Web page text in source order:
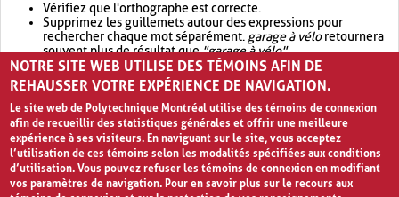
Vérifiez que l'orthographe est correcte.
Supprimez les guillemets autour des expressions pour
rechercher chaque mot séparément. garage à véloretournera
souvent plus de résultat que"garage à vélo".
Envisagez d'élargir votre recherche avec OR.garage OR vélo
retournera souvent plus de résultat quegarage à vélo
NOTRE SITE WEB UTILISE DES TÉMOINS AFIN DE
REHAUSSER VOTRE EXPÉRIENCE DE NAVIGATION.
Le site web de Polytechnique Montréal utilise des témoins de connexion
afin de recueillir des statistiques générales et offrir une meilleure
expérience à ses visiteurs. En naviguant sur le site, vous acceptez
l’utilisation de ces témoins selon les modalités spécifiées aux conditions
d’utilisation. Vous pouvez refuser les témoins de connexion en modifiant
vos paramètres de navigation. Pour en savoir plus sur le recours aux